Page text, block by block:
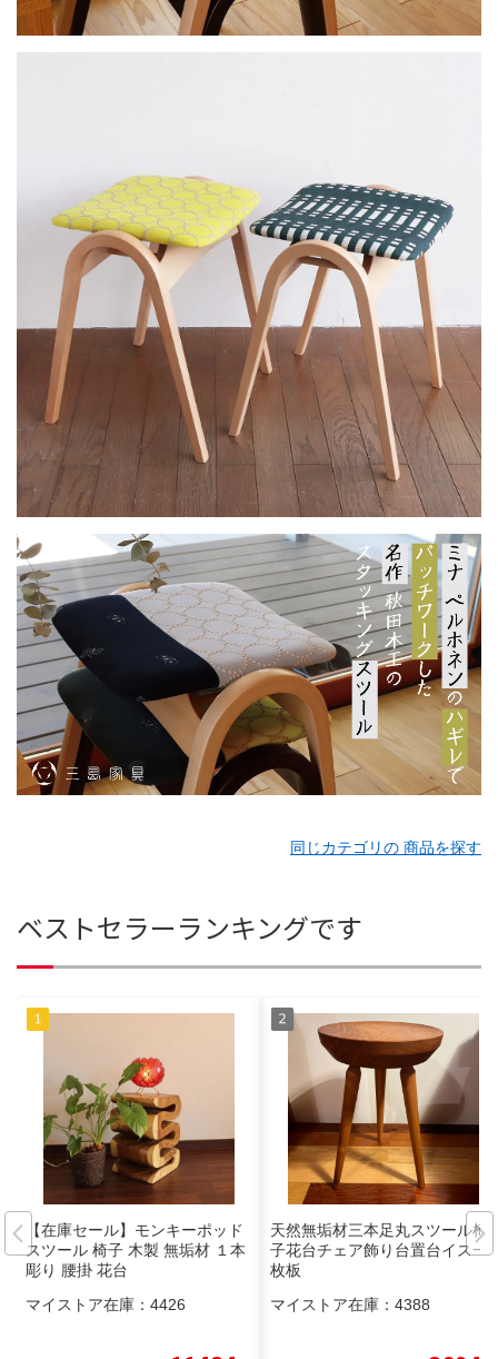
同じカテゴリの 商品を探す
ベストセラーランキングです
【在庫セール】モンキーポッド
スツール 椅子 木製 無垢材 １本
彫り 腰掛 花台
マイストア在庫： 4426
天然無垢材三本足丸スツール椅
子花台チェア飾り台置台イス一
枚板
マイストア在庫： 4388